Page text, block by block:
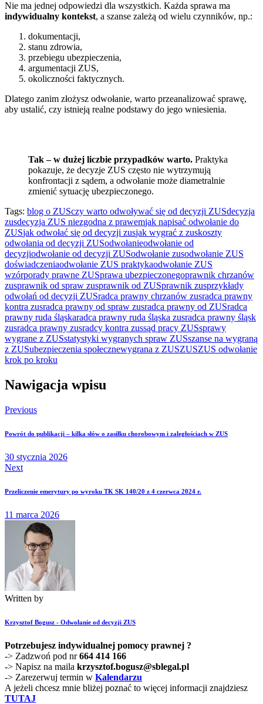
Nie ma jednej odpowiedzi dla wszystkich. Każda sprawa ma
indywidualny kontekst, a szanse zależą od wielu czynników, np.:
dokumentacji,
stanu zdrowia,
przebiegu ubezpieczenia,
argumentacji ZUS,
okoliczności faktycznych.
Dlatego zanim złożysz odwołanie, warto przeanalizować sprawę,
aby ustalić, czy istnieją realne podstawy do jego wniesienia.
Tak – w dużej liczbie przypadków warto. Praktyka
pokazuje, że decyzje ZUS często nie wytrzymują
konfrontacji z sądem, a odwołanie może diametralnie
zmienić sytuację ubezpieczonego.
Tags: blog o ZUSczy warto odwoływać się od decyzji ZUSdecyzja
zusdecyzja ZUS niezgodna z prawemjak napisać odwołanie do
ZUSjak odwołać się od decyzji zusjak wygrać z zuskoszty
odwołania od decyzji ZUSodwołanieodwołanie od
decyzjiodwołanie od decyzji ZUSodwołanie zusodwołanie ZUS
doświadczeniaodwołanie ZUS praktykaodwołanie ZUS
wzórporady prawne ZUSprawa ubezpieczonegoprawnik chrzanów
zusprawnik od spraw zusprawnik od ZUSprawnik zusprzykłady
odwołań od decyzji ZUSradca prawny chrzanów zusradca prawny
kontra zusradca prawny od spraw zusradca prawny od ZUSradca
prawny ruda śląskaradca prawny ruda śląska zusradca prawny śląsk
zusradca prawny zusradcy kontra zussąd pracy ZUSsprawy
wygrane z ZUSstatystyki wygranych spraw ZUSszanse na wygraną
z ZUSubezpieczenia społecznewygrana z ZUSZUSZUS odwołanie
krok po kroku
Nawigacja wpisu
Previous
Powrót do publikacji – kilka słów o zasiłku chorobowym i zaległościach w ZUS
30 stycznia 2026
Next
Przeliczenie emerytury po wyroku TK SK 140/20 z 4 czerwca 2024 r.
11 marca 2026
Written by
Krzysztof Bogusz - Odwołanie od decyzji ZUS
Potrzebujesz indywidualnej pomocy prawnej ?
-> Zadzwoń pod nr664 414 166
-> Napisz na maila krzysztof.bogusz@sblegal.pl
-> Zarezerwuj termin w Kalendarzu
A jeżeli chcesz mnie bliżej poznać to więcej informacji znajdziesz
TUTAJ